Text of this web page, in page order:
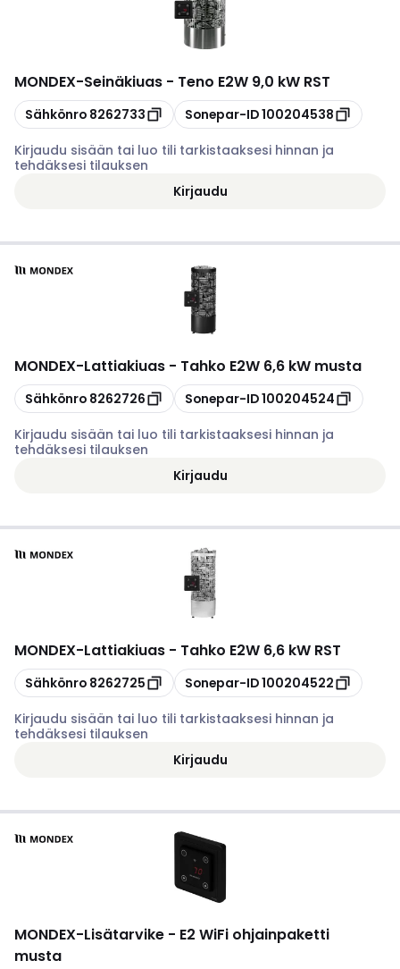
MONDEX-Seinäkiuas - Teno E2W 9,0 kW RST
Kopioi
Sähkönro 8262733 Kopioi
Sonepar-ID100204538
Kirjaudu sisään tai luo tili tarkistaaksesi hinnan ja
tehdäksesi tilauksen
Kirjaudu
MONDEX-Lattiakiuas - Tahko E2W 6,6 kW musta
Kopioi
Sähkönro 8262726 Kopioi
Sonepar-ID100204524
Kirjaudu sisään tai luo tili tarkistaaksesi hinnan ja
tehdäksesi tilauksen
Kirjaudu
MONDEX-Lattiakiuas - Tahko E2W 6,6 kW RST
Kopioi
Sähkönro 8262725 Kopioi
Sonepar-ID100204522
Kirjaudu sisään tai luo tili tarkistaaksesi hinnan ja
tehdäksesi tilauksen
Kirjaudu
MONDEX-Lisätarvike - E2 WiFi ohjainpaketti
musta